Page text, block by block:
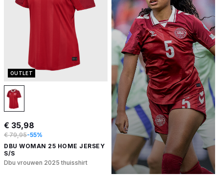
OUTLET
€ 35,98
€ 79,95-55%
DBU WOMAN 25 HOME JERSEY
S/S
Dbu vrouwen 2025 thuisshirt